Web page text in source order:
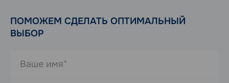
ПОМОЖЕМ СДЕЛАТЬ ОПТИМАЛЬНЫЙ
ВЫБОР